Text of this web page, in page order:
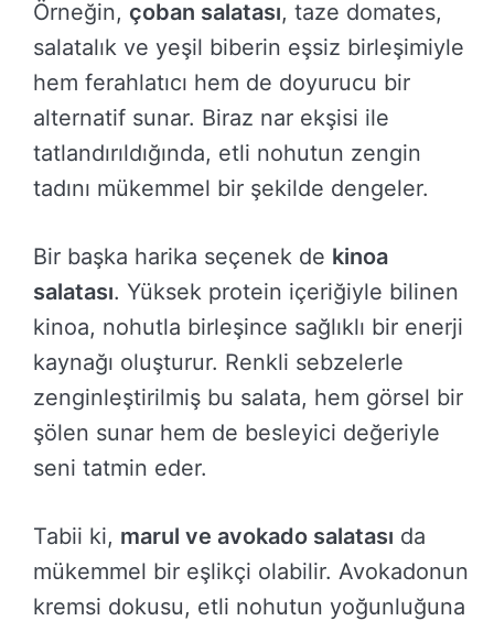
Örneğin, çoban salatası, taze domates,
salatalık ve yeşil biberin eşsiz birleşimiyle
hem ferahlatıcı hem de doyurucu bir
alternatif sunar. Biraz nar ekşisi ile
tatlandırıldığında, etli nohutun zengin
tadını mükemmel bir şekilde dengeler.
Bir başka harika seçenek de kinoa
salatası. Yüksek protein içeriğiyle bilinen
kinoa, nohutla birleşince sağlıklı bir enerji
kaynağı oluşturur. Renkli sebzelerle
zenginleştirilmiş bu salata, hem görsel bir
şölen sunar hem de besleyici değeriyle
seni tatmin eder.
Tabii ki, marul ve avokado salatası da
mükemmel bir eşlikçi olabilir. Avokadonun
kremsi dokusu, etli nohutun yoğunluğuna